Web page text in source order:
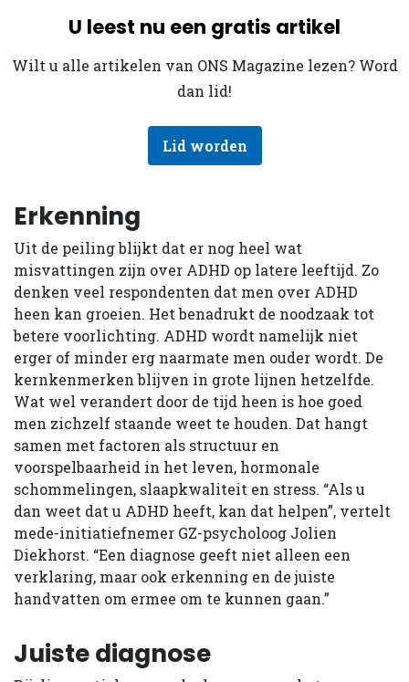
U leest nu een gratis artikel
Wilt u alle artikelen van ONS Magazine lezen? Word
dan lid!
Lid worden
Erkenning
Uit de peiling blijkt dat er nog heel wat
misvattingen zijn over ADHD op latere leeftijd. Zo
denken veel respondenten dat men over ADHD
heen kan groeien. Het benadrukt de noodzaak tot
betere voorlichting. ADHD wordt namelijk niet
erger of minder erg naarmate men ouder wordt. De
kernkenmerken blijven in grote lijnen hetzelfde.
Wat wel verandert door de tijd heen is hoe goed
men zichzelf staande weet te houden. Dat hangt
samen met factoren als structuur en
voorspelbaarheid in het leven, hormonale
schommelingen, slaapkwaliteit en stress. “Als u
dan weet dat u ADHD heeft, kan dat helpen”, vertelt
mede-initiatiefnemer GZ-psycholoog Jolien
Diekhorst. “Een diagnose geeft niet alleen een
verklaring, maar ook erkenning en de juiste
handvatten om ermee om te kunnen gaan.”
Juiste diagnose